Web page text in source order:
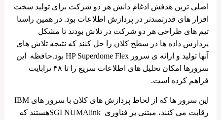
اصلی ترین هدفش ادغام دانش هر دو شرکت برای تولید سخت
افزار های قدرتمندتر در پردازش اطلاعات بود. در همین راستا
تیم های طراحی هر دو شرکت در تلاش بودند تا مشکل
پردازش داده ها در سطح کلان را حل کنند که نتیجه تلاش های
آنها تولید و ارائه ی سرور HP Superdome Flex بود.حافظه این
سرورها امکان تحلیل های اطلاعات سریع را تا ۴۸ ترابایت
فراهم کرده است.
این سرور ها که از لحاظ پردازش های کلان با سرور های IBM
رقابت می کنند، مبتنی بر فناوری SGI NUMAlinkهستند که